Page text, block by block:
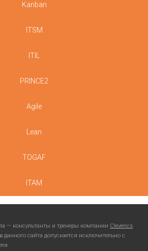
Kanban
ITSM
ITIL
PRINCE2
Agile
Lean
TOGAF
ITAM
— консультанты и тренеры компании Cleverics.
данного сайта допускается исключительно с